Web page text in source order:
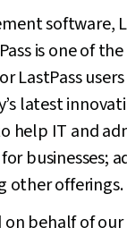
is one of
LastPass
latest
help IT and
businesses;
other offerings.
behalf of